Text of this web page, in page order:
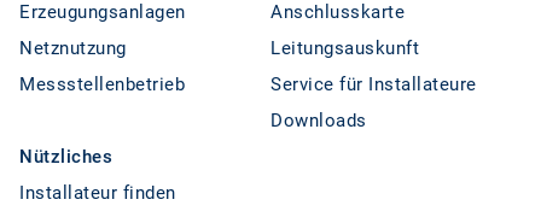
Erzeugungsanlagen
Netznutzung
Messstellenbetrieb
Anschlusskarte
Leitungsauskunft
Service für Installateure
Downloads
Nützliches
Installateur finden